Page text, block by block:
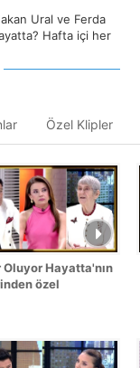
Ural ve Ferda
Hafta içi her
Özel Klipler
Oluyor Hayatta'nın
özel